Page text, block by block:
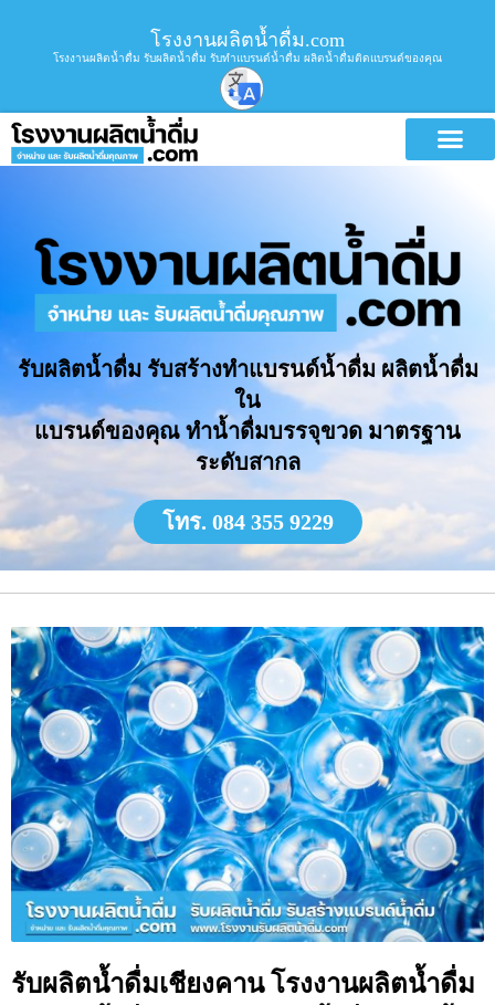
โรงงานผลิตน้ำดื่ม.com
โรงงานผลิตน้ำดื่ม รับผลิตน้ำดื่ม รับทำแบรนด์น้ำดื่ม ผลิตน้ำดื่มติดแบรนด์ของคุณ
รับผลิตน้ำดื่ม รับสร้างทำแบรนด์น้ำดื่ม ผลิตน้ำดื่ม
ใน
แบรนด์ของคุณ ทำน้ำดื่มบรรจุขวด มาตรฐาน
ระดับสากล
โทร. 084 355 9229
รับผลิตน้ำดื่มเชียงคาน โรงงานผลิตน้ำดื่ม